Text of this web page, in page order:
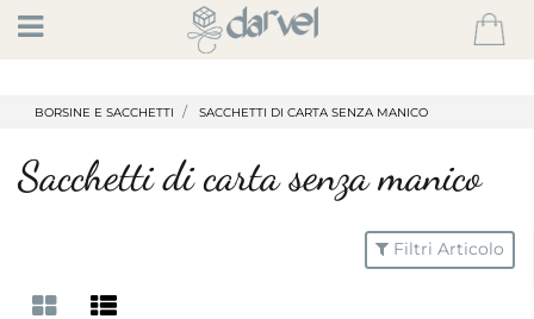
Open
BORSINE E SACCHETTI SACCHETTI DI CARTA SENZA MANICO
Sacchetti di carta senza manico
Filtri Articolo